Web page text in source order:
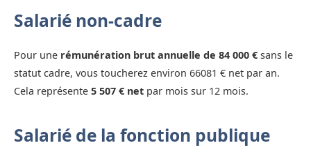
Salarié non-cadre
Pour une rémunération brut annuelle de 84 000 € sans le
statut cadre, vous toucherez environ 66081 € net par an.
Cela représente 5 507 € net par mois sur 12 mois.
Salarié de la fonction publique